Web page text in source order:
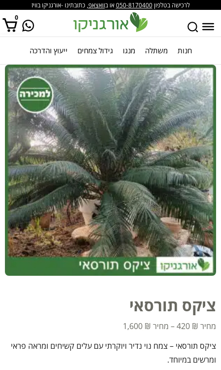
לרכישה בטלפון050-8170400או בוואצאפ, כתובתינו -אורגניקו בוויז
0
אין מוצרים בסל הקניות. חנות משתלה מנגו גידול צמחים ייעוץ והדרכה
ציקס תורסאי
420 ₪
–
1,600 ₪
ציקס תורסאי – צמח נוי נדיר ויוקרתי עם עלים קשיחים ומראה פראי
ומרשים במיוחד.